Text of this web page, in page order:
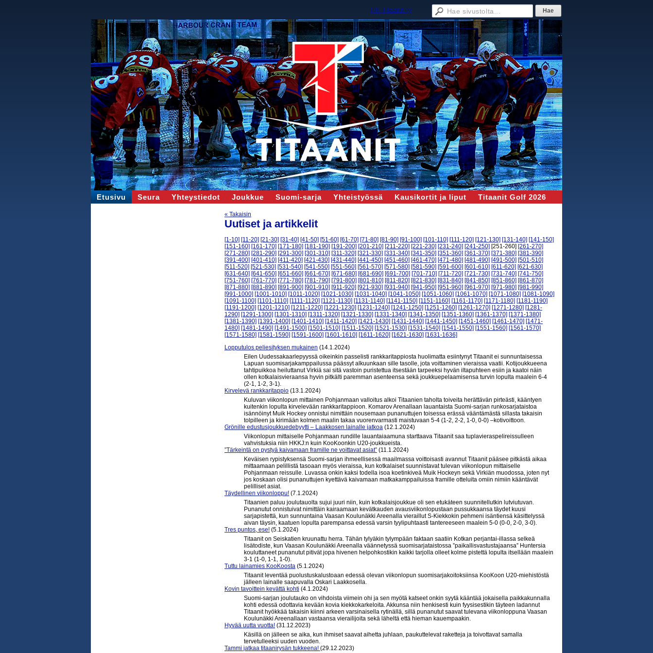
HK Titaanit ry
Etusivu Seura Yhteystiedot Joukkue Suomi-sarja Yhteistyössä Kausikortit ja liput Titaanit Golf 2026
« Takaisin
Uutiset ja artikkelit
[1-10] [11-20] [21-30] [31-40] [41-50] [51-60] [61-70] [71-80] [81-90] [91-100] [101-110] [111-120] [121-130] [131-140] [141-150]
[151-160] [161-170] [171-180] [181-190] [191-200] [201-210] [211-220] [221-230] [231-240] [241-250] [251-260] [261-270]
[271-280] [281-290] [291-300] [301-310] [311-320] [321-330] [331-340] [341-350] [351-360] [361-370] [371-380] [381-390]
[391-400] [401-410] [411-420] [421-430] [431-440] [441-450] [451-460] [461-470] [471-480] [481-490] [491-500] [501-510]
[511-520] [521-530] [531-540] [541-550] [551-560] [561-570] [571-580] [581-590] [591-600] [601-610] [611-620] [621-630]
[631-640] [641-650] [651-660] [661-670] [671-680] [681-690] [691-700] [701-710] [711-720] [721-730] [731-740] [741-750]
[751-760] [761-770] [771-780] [781-790] [791-800] [801-810] [811-820] [821-830] [831-840] [841-850] [851-860] [861-870]
[871-880] [881-890] [891-900] [901-910] [911-920] [921-930] [931-940] [941-950] [951-960] [961-970] [971-980] [981-990]
[991-1000] [1001-1010] [1011-1020] [1021-1030] [1031-1040] [1041-1050] [1051-1060] [1061-1070] [1071-1080] [1081-1090]
[1091-1100] [1101-1110] [1111-1120] [1121-1130] [1131-1140] [1141-1150] [1151-1160] [1161-1170] [1171-1180] [1181-1190]
[1191-1200] [1201-1210] [1211-1220] [1221-1230] [1231-1240] [1241-1250] [1251-1260] [1261-1270] [1271-1280] [1281-
1290] [1291-1300] [1301-1310] [1311-1320] [1321-1330] [1331-1340] [1341-1350] [1351-1360] [1361-1370] [1371-1380]
[1381-1390] [1391-1400] [1401-1410] [1411-1420] [1421-1430] [1431-1440] [1441-1450] [1451-1460] [1461-1470] [1471-
1480] [1481-1490] [1491-1500] [1501-1510] [1511-1520] [1521-1530] [1531-1540] [1541-1550] [1551-1560] [1561-1570]
[1571-1580] [1581-1590] [1591-1600] [1601-1610] [1611-1620] [1621-1630] [1631-1636]
Lopputulos peliesityksen mukainen (14.1.2024)
Eilen Uudessakaarlepyyssä oikeinkin passelisti rankkaritappiosta huolimatta esiintynyt Titaanit ei sunnuntaisessa
Lapuan suomisarjakamppailussa päässyt alkuunkaan sille tasolle, jota voittaminen vieraissa vaatii. Kotijoukkueena
tahtipuikkoa heiluttanut Virkiä sai sitä vastoin puristettua itsestään tarpeeksi hyvän iltapuhteen esiin ja kaatoi näin
ollen kotkalaisvieraansa hyvin pitkälti paremman asenteensa sekä joukkuepelaamisensa turvin lopulta maalein 6-4
(2-1, 1-2, 3-1).
Kirvelevä rankkaritappio (13.1.2024)
Kuluvan viikonlopun mittainen Pohjanmaan valloitus alkoi Titaanien taholta toiveita herättävän pirteästi, kääntyen
kuitenkin lopulta kirvelevään rankkaritappioon. Komarov Arenallaan lauantaista Suomi-sarjan runkosarjataistoa
isännöinyt Muik Hockey onnistui nimittäin nousemaan punanuttujen toisessa erässä vääntämästä sillasta takaisin
tolpilleen ja kirimään kolmen maalin takaa vuorenvarmasti maistuvaan 5-4 (1-2, 2-2, 1-0, 0-0) –kotivoittoon.
Grönille edustusjoukkuedebyytti – Laakkosen lainalle jatkoa (12.1.2024)
Viikonlopun mittaiselle Pohjanmaan rundille lauantaiaamuna starttaava Titaanit saa tuplavieraspelireissulleen
vahvistuksia niin HKKJ:n kuin KooKoonkin U20-joukkueista.
”Tärkeintä on pystyä kaivamaan framille ne voittavat asiat” (11.1.2024)
Keväisen rypistyksensä Suomi-sarjan ihmeellisessä maailmassa voittoisasti avannut Titaanit pääsee pitkästä aikaa
mittaamaan pelillistä tasoaan myös vieraissa, kun kotkalaiset suunnistavat tulevan viikonlopun mittaiselle
Pohjanmaan reissulle. Luvassa onkin kaksi todella isoa koetinkiveä Muik Hockeyn sekä Virkiän muodossa, joten nyt
jos koskaan olisi punanuttujen kyettävä kaivamaan matkakamppailuissa framille otteluita omiin nimiin kääntävät
pelilliset asiat.
Täydellinen viikonloppu! (7.1.2024)
Titaanien paluu joulutauolta sujui juuri niin, kuin kotkalaisjoukkue oli sen etukäteen suunnitellutkin lutviutuvan.
Punanutut onnistuivat nimittäin kairaamaan kevätkauden avausviikonlopustaan pussukkaansa täydet kuusi
sarjapistettä, kun sunnuntaina Vaasan Koulunäkki Areenalla vieraillut S-Kiekkokin pehmeni isäntiensä käsittelyssä
aivan täysin, kaatuen lopulta parempansa edessä varsin tyylipuhtaasti tantereeseen maalein 5-0 (0-0, 2-0, 3-0).
Tres puntos, ese! (5.1.2024)
Titaanit on Seiskatien kruunattu herra. Tähän tylyäkin tylympään faktaan saatiin Kotkan perjantai-illassa selkeä
lisätodiste, kun Vaasan Koulunäkki Areenalla väännetyssä suomisarjataistossa ”paikallisvastustajaansa” Huntersia
kouluttaneet punanutut pitivät jopa hivenen helpohkostikin kaikki tarjolla olleet kolme pistettä lopulta itsellään maalein
3-1 (1-0, 1-1, 1-0).
Tuttu lainamies KooKoosta (5.1.2024)
Titaanit leventää puolustuskalustoaan edessä olevan viikonlopun suomisarjakoitoksiinsa KooKoon U20-miehistöstä
jälleen lainalle saapuvalla Oskari Laakkosella.
Kovin tavoittein kevättä kohti (4.1.2024)
Suomi-sarjan joulutauko on vihdoista viimein ohi ja sen myötä katseet onkin syytä kääntää jokaisella paikkakunnalla
kohti edessä odottavia kevään kovia kiekkokarkeloita. Akkunsa niin henkisesti kuin fyysisestikin täyteen ladannut
Titaanit hyökkää takaisin kiinni arkeen varsinaisella rytinällä, sillä punanutut saavat tulevana viikonloppuna Vaasan
Koulunäkki Areenallaan vastaansa vierailijoita sekä läheltä että hieman kauempaakin.
Hyvää uutta vuotta! (31.12.2023)
Käsillä on jälleen se aika, kun ihmiset saavat aihetta juhlaan, paukuttelevat raketteja ja toivottavat samalla
tervetulleeksi uuden vuoden.
Tammi jatkaa titaanirysän tukkeena! (29.12.2023)